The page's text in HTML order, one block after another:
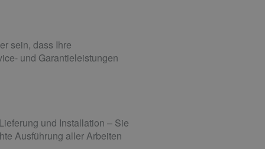
sein, dass Ihre
und Garantieleistungen
und Installation – Sie
Ausführung aller Arbeiten